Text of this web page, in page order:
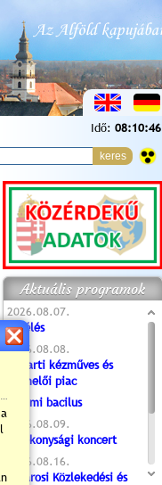
Idő: 08:10:47
Aktuális programok
2026.08.07.
Túlélés
2026.08.08.
Tóparti kézműves és
termelői piac
Valami bacilus
2026.08.09.
Jótékonysági koncert
2026.08.16.
Újvárosi Közlekedési és